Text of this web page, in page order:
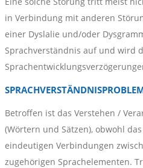
in Verbindung mit anderen
einer Dyslalie und/oder
Sprachverständnis auf und wird
Betroffen ist das Verstehen /
(Wörtern und Sätzen), obwohl
eindeutigen Verbindungen
zugehörigen Sprachelementen.